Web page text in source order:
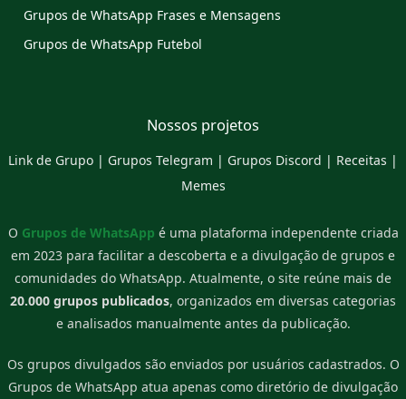
Grupos de WhatsApp Frases e Mensagens
Grupos de WhatsApp Futebol
Nossos projetos
Link de Grupo | Grupos Telegram | Grupos Discord | Receitas |
Memes
O Grupos de WhatsApp é uma plataforma independente criada
em 2023 para facilitar a descoberta e a divulgação de grupos e
comunidades do WhatsApp. Atualmente, o site reúne mais de
20.000 grupos publicados, organizados em diversas categorias
e analisados manualmente antes da publicação.
Os grupos divulgados são enviados por usuários cadastrados. O
Grupos de WhatsApp atua apenas como diretório de divulgação